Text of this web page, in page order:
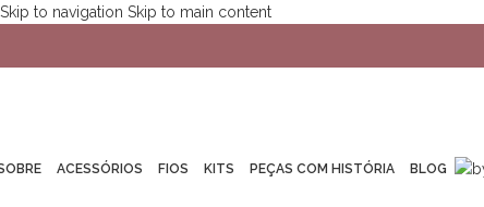
Skip to navigation Skip to main content
ACESSÓRIOS FIOS KITS PEÇAS COM HISTÓRIA BLOG